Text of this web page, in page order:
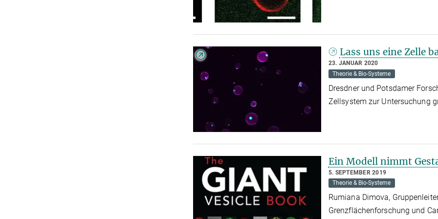
Lass uns eine Zelle
23. JANUAR 2020
Theorie & Bio-Systeme
Dresdner und Potsdamer
Zellsystem zur Untersuchung
Ein Modell nimmt
5. SEPTEMBER 2019
Theorie & Bio-Systeme
Rumiana Dimova,
Grenzflächenforschung und